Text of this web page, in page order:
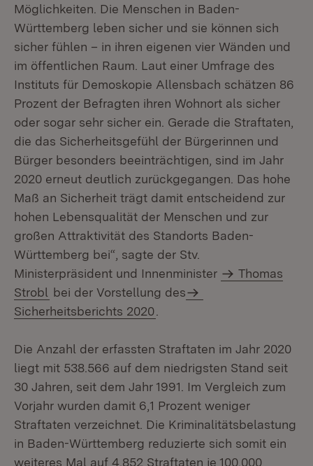
Möglichkeiten. Die Menschen in Baden-
Württemberg leben sicher und sie können sich
sicher fühlen – in ihren eigenen vier Wänden und
im öffentlichen Raum. Laut einer Umfrage des
Instituts für Demoskopie Allensbach schätzen 86
Prozent der Befragten ihren Wohnort als sicher
oder sogar sehr sicher ein. Gerade die Straftaten,
die das Sicherheitsgefühl der Bürgerinnen und
Bürger besonders beeinträchtigen, sind im Jahr
2020 erneut deutlich zurückgegangen. Das hohe
Maß an Sicherheit trägt damit entscheidend zur
hohen Lebensqualität der Menschen und zur
großen Attraktivität des Standorts Baden-
Württemberg bei“, sagte der Stv.
Ministerpräsident und Innenminister
Thomas
Strobl bei der Vorstellung des
Sicherheitsberichts 2020
Die Anzahl der erfassten Straftaten im Jahr 2020
liegt mit 538.566 auf dem niedrigsten Stand seit
30 Jahren, seit dem Jahr 1991. Im Vergleich zum
Vorjahr wurden damit 6,1 Prozent weniger
Straftaten verzeichnet. Die Kriminalitätsbelastung
in Baden-Württemberg reduzierte sich somit ein
weiteres Mal auf 4.852 Straftaten je 100.000